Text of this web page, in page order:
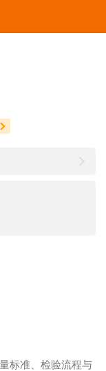
标准、检验流程与